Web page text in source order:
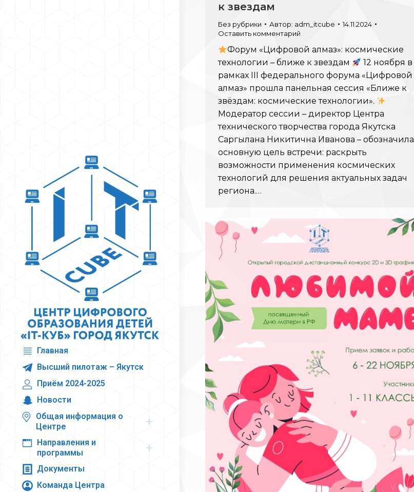
Главная
Высший пилотаж – Якутск
Приём 2024-2025
Новости
Общая информация о
Центре
Направления и
программы
Документы
Команда Центра
к звездам
Без рубрики Автор: adm_itcube
14.11.2024
Оставить комментарий
Форум «Цифровой алмаз»: космические
технологии – ближе к звездам
12 ноября в
рамках III федерального форума «Цифровой
алмаз» прошла панельная сессия «Ближе к
звёздам: космические технологии».
Модератор сессии – директор Центра
технического творчества города Якутска
Саргылана Никитична Иванова – обозначила
основную цель встречи: раскрыть
возможности применения космических
технологий для решения актуальных задач
региона.…